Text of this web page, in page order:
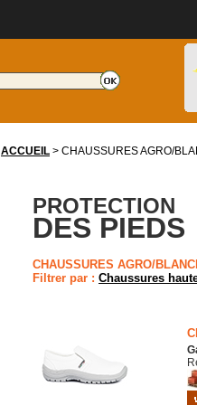
ACCUEIL > CHAUSSURES AGRO/
PROTECTION
DES PIEDS
CHAUSSURES AGRO/
Filtrer par : Chaussures